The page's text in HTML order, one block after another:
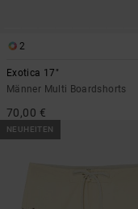
2
Exotica 17"
Männer Multi Boardshorts
70,00 €
NEUHEITEN